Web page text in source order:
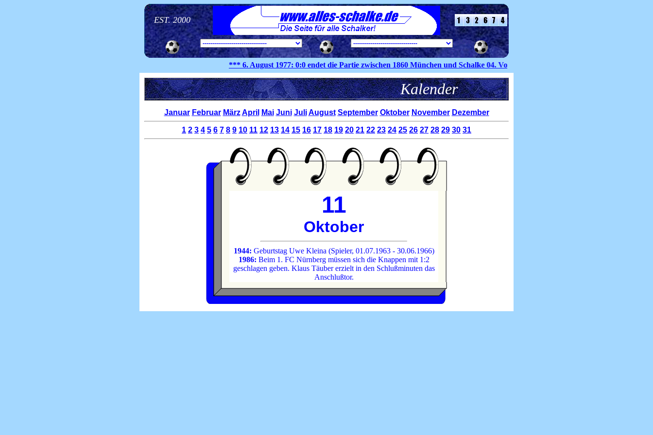
EST. 2000
*** 6. August1977:0:0 endet die Partie zwischen 1860 München und Schalke 04. Volker Groß kommt dabei zu seinem ersten
Kalender
Januar Februar März April Mai Juni Juli August September Oktober November Dezember
1 2 3 4 5 6 7 8 9 10 11 12 13 14 15 16 17 18 19 20 21 22 23 24 25 26 27 28 29 30 31
11
Oktober
1944: Geburtstag Uwe Kleina (Spieler, 01.07.1963 - 30.06.1966)
1986: Beim 1. FC Nürnberg müssen sich die Knappen mit 1:2
geschlagen geben. Klaus Täuber erzielt in den Schlußminuten das
Anschlußtor.